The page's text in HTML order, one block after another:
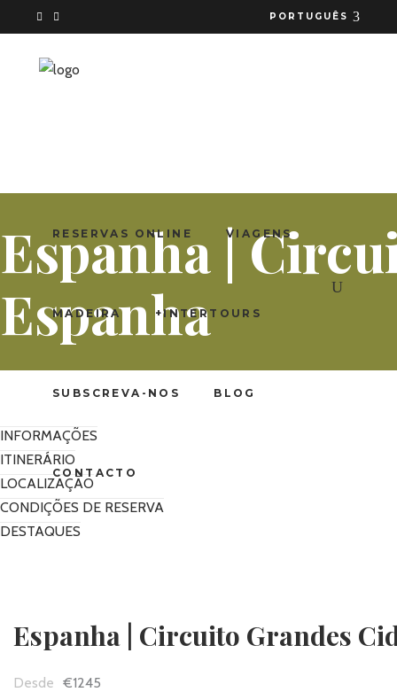
PORTUGUÊS
RESERVAS ONLINE VIAGENS
MADEIRA +INTERTOURS
SUBSCREVA-NOS BLOG
CONTACTO
Espanha |
Espanha
INFORMAÇÕES
ITINERÁRIO
LOCALIZAÇÃO
CONDIÇÕES DE RESERVA
DESTAQUES
Espanha | Circuito Grandes
€1245